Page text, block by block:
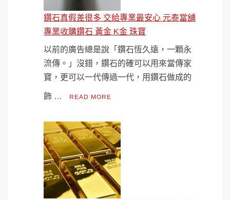
鑽石真假差很多 交給專業最安心 元泰當舖
專業收購鑽石 黃金 K金 珠寶
以前的廣告總是說「鑽石恆久遠，一顆永
流傳。」沒錯，鑽石的確可以用來當傳家
寶，更可以一代傳過一代，用鑽石做成的
飾 … READ MORE